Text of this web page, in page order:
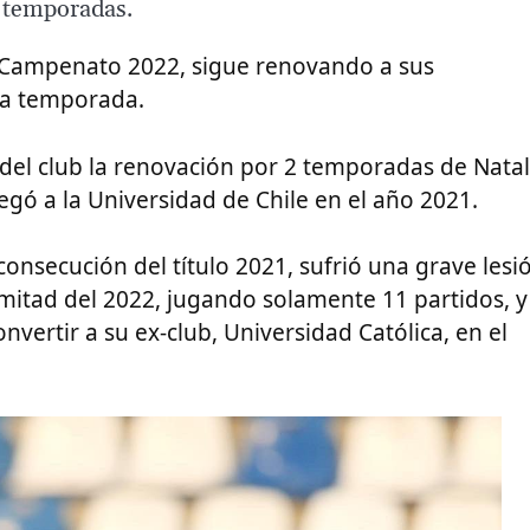
2022, sigue renovando a sus
temporada.
club la renovación por 2 temporadas de
a la Universidad de Chile en el año 2021.
del título 2021, sufrió una grave
del 2022, jugando solamente 11 partidos, y
a su ex-club, Universidad Católica, en el